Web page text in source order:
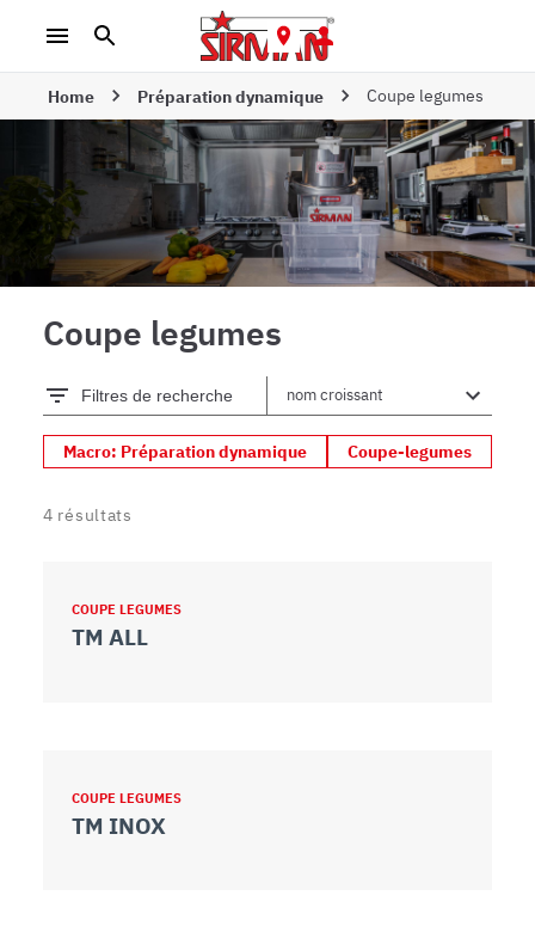
Home Préparation dynamique Coupe legumes
Coupe legumes
Filtres de recherche
Macro: Préparation dynamique Coupe-legumes
4 résultats
COUPE LEGUMES
TM ALL
COUPE LEGUMES
TM INOX